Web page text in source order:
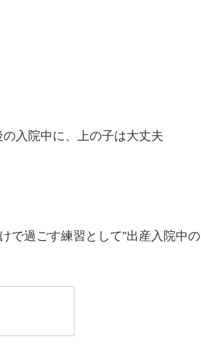
入院中に、上の子は大丈夫
で過ごす練習として”出産入院中の